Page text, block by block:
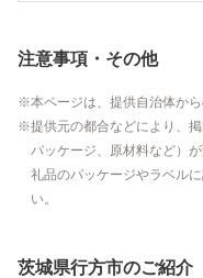
注意事項・その他
本ページは、提供自治体か
提供元の都合などにより、
パッケージ、原材料など）
礼品のパッケージやラベル
い。
茨城県行方市のご紹介